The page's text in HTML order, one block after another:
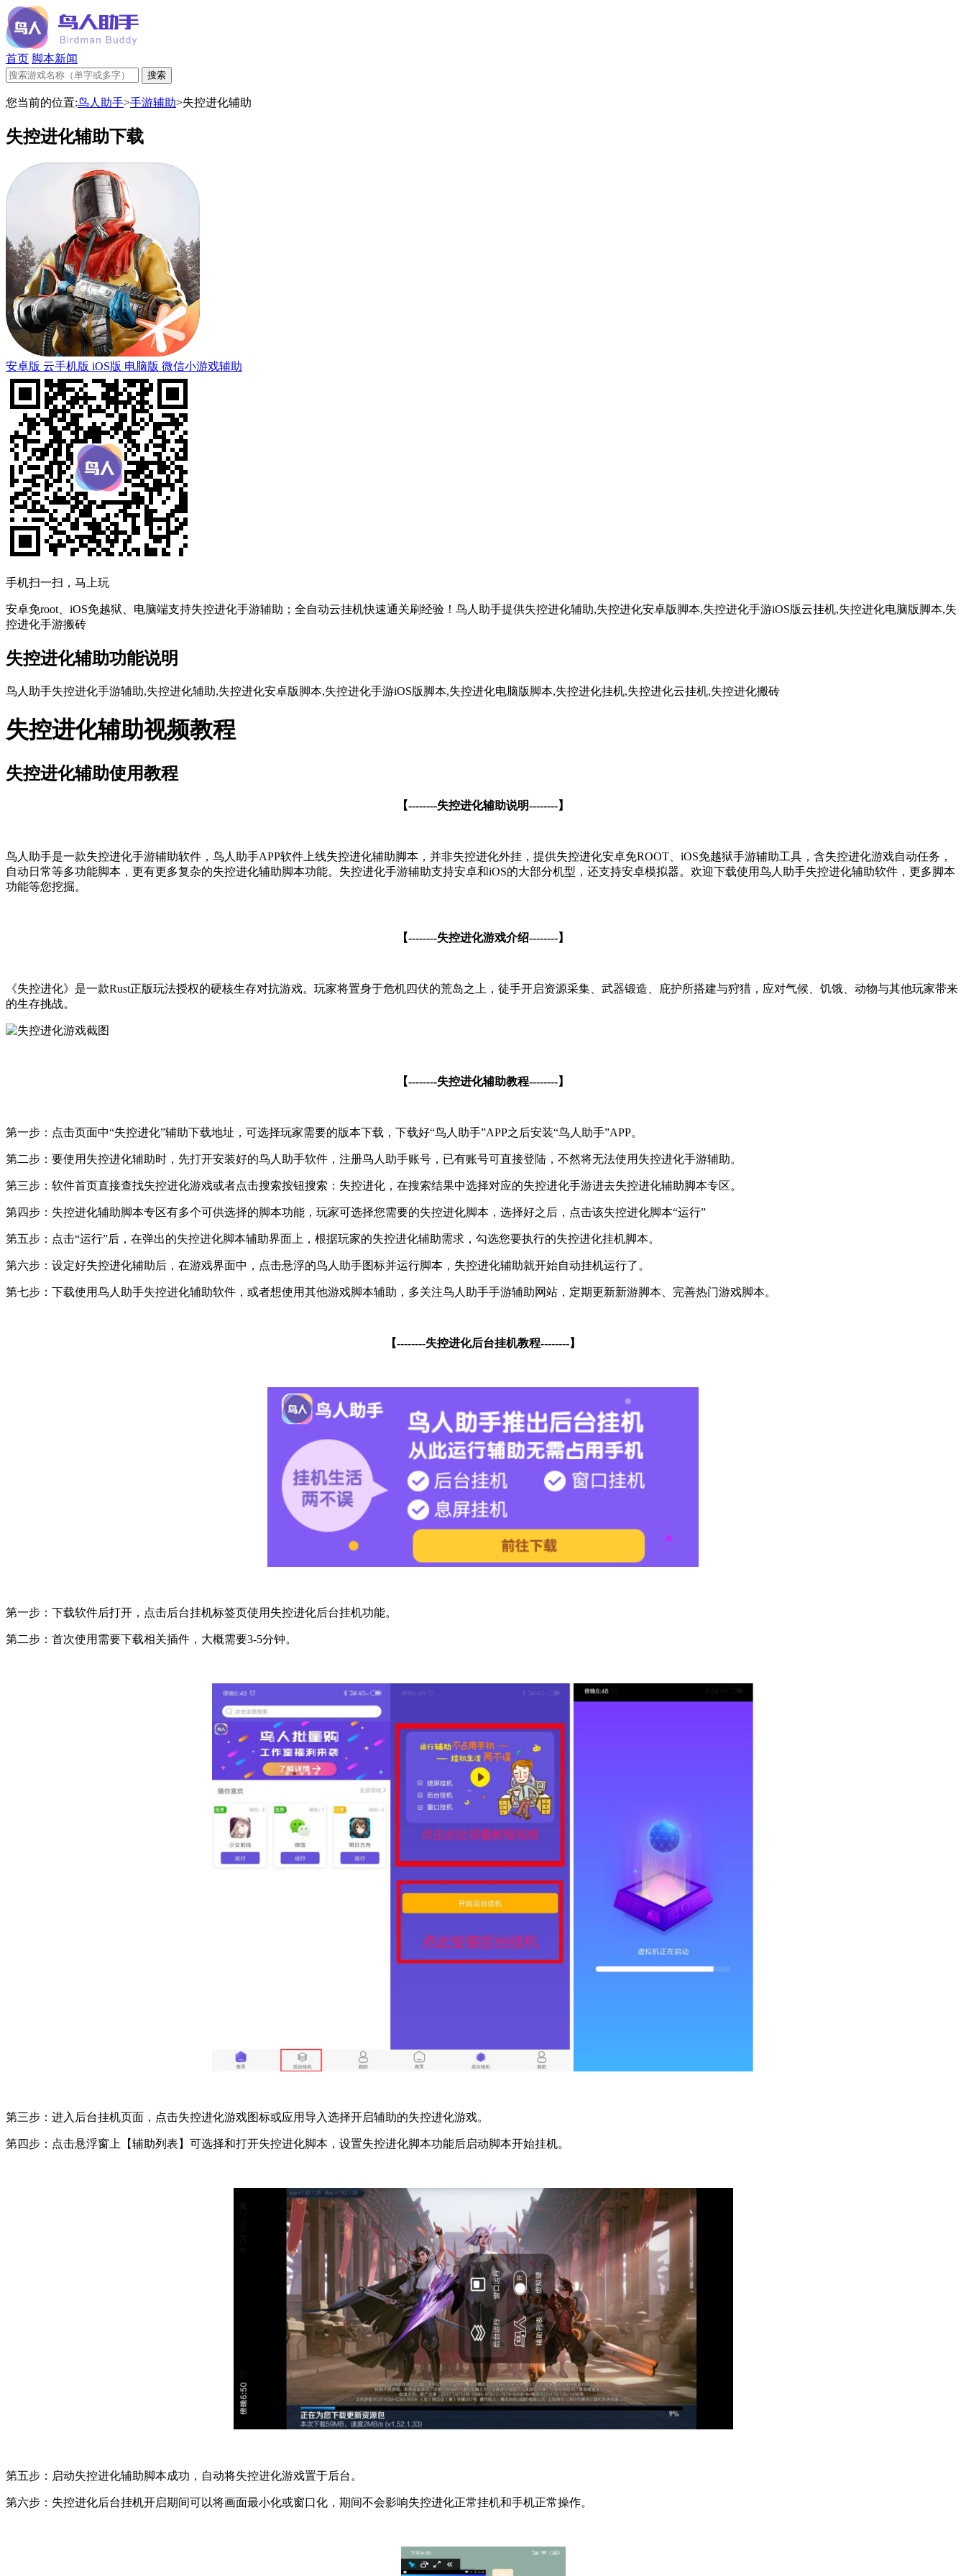
首页 脚本新闻
您当前的位置:鸟人助手>手游辅助>失控进化辅助
失控进化辅助下载
安卓版 云手机版 iOS版 电脑版 微信小游戏辅助
手机扫一扫，马上玩
安卓免root、iOS免越狱、电脑端支持失控进化手游辅助；全自动云挂机快速通关刷经验！鸟人助手提供失控进化辅助,失控进化安卓版脚本,失控进化手游iOS版云挂机,失控进化电脑版脚本,失
控进化手游搬砖
失控进化辅助功能说明
鸟人助手失控进化手游辅助,失控进化辅助,失控进化安卓版脚本,失控进化手游iOS版脚本,失控进化电脑版脚本,失控进化挂机,失控进化云挂机,失控进化搬砖
失控进化辅助视频教程
失控进化辅助使用教程
【--------失控进化辅助说明--------】
鸟人助手是一款失控进化手游辅助软件，鸟人助手APP软件上线失控进化辅助脚本，并非失控进化外挂，提供失控进化安卓免ROOT、iOS免越狱手游辅助工具，含失控进化游戏自动任务，
自动日常等多功能脚本，更有更多复杂的失控进化辅助脚本功能。失控进化手游辅助支持安卓和iOS的大部分机型，还支持安卓模拟器。欢迎下载使用鸟人助手失控进化辅助软件，更多脚本
功能等您挖掘。
【--------失控进化游戏介绍--------】
《失控进化》是一款Rust正版玩法授权的硬核生存对抗游戏。玩家将置身于危机四伏的荒岛之上，徒手开启资源采集、武器锻造、庇护所搭建与狩猎，应对气候、饥饿、动物与其他玩家带来
的生存挑战。
【--------失控进化辅助教程--------】
第一步：点击页面中“失控进化”辅助下载地址，可选择玩家需要的版本下载，下载好“鸟人助手”APP之后安装“鸟人助手”APP。
第二步：要使用失控进化辅助时，先打开安装好的鸟人助手软件，注册鸟人助手账号，已有账号可直接登陆，不然将无法使用失控进化手游辅助。
第三步：软件首页直接查找失控进化游戏或者点击搜索按钮搜索：失控进化，在搜索结果中选择对应的失控进化手游进去失控进化辅助脚本专区。
第四步：失控进化辅助脚本专区有多个可供选择的脚本功能，玩家可选择您需要的失控进化脚本，选择好之后，点击该失控进化脚本“运行”
第五步：点击“运行”后，在弹出的失控进化脚本辅助界面上，根据玩家的失控进化辅助需求，勾选您要执行的失控进化挂机脚本。
第六步：设定好失控进化辅助后，在游戏界面中，点击悬浮的鸟人助手图标并运行脚本，失控进化辅助就开始自动挂机运行了。
第七步：下载使用鸟人助手失控进化辅助软件，或者想使用其他游戏脚本辅助，多关注鸟人助手手游辅助网站，定期更新新游脚本、完善热门游戏脚本。
【--------失控进化后台挂机教程--------】
第一步：下载软件后打开，点击后台挂机标签页使用失控进化后台挂机功能。
第二步：首次使用需要下载相关插件，大概需要3-5分钟。
第三步：进入后台挂机页面，点击失控进化游戏图标或应用导入选择开启辅助的失控进化游戏。
第四步：点击悬浮窗上【辅助列表】可选择和打开失控进化脚本，设置失控进化脚本功能后启动脚本开始挂机。
第五步：启动失控进化辅助脚本成功，自动将失控进化游戏置于后台。
第六步：失控进化后台挂机开启期间可以将画面最小化或窗口化，期间不会影响失控进化正常挂机和手机正常操作。